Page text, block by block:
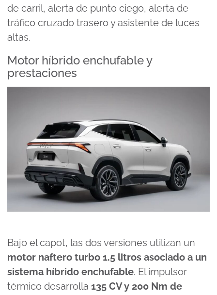
de carril, alerta de punto ciego, alerta de
tráfico cruzado trasero y asistente de luces
altas.
Motor híbrido enchufable y
prestaciones
Bajo el capot, las dos versiones utilizan un
motor naftero turbo 1.5 litros asociado a un
sistema híbrido enchufable. El impulsor
térmico desarrolla 135 CV y 200 Nm de